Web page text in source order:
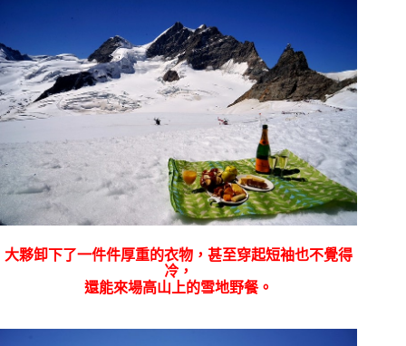
大夥卸下了一件件厚重的衣物，甚至穿起短袖也不覺得
冷，
還能來場高山上的雪地野餐。